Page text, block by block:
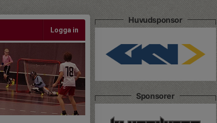
Logga in
Huvudsponsor
Sponsorer